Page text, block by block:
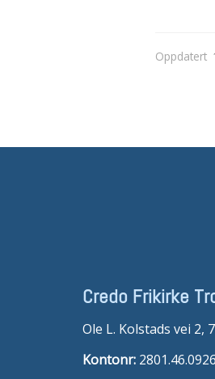
Oppdatert
Credo Frikirke
Ole L. Kolstads vei 2,
Kontonr: